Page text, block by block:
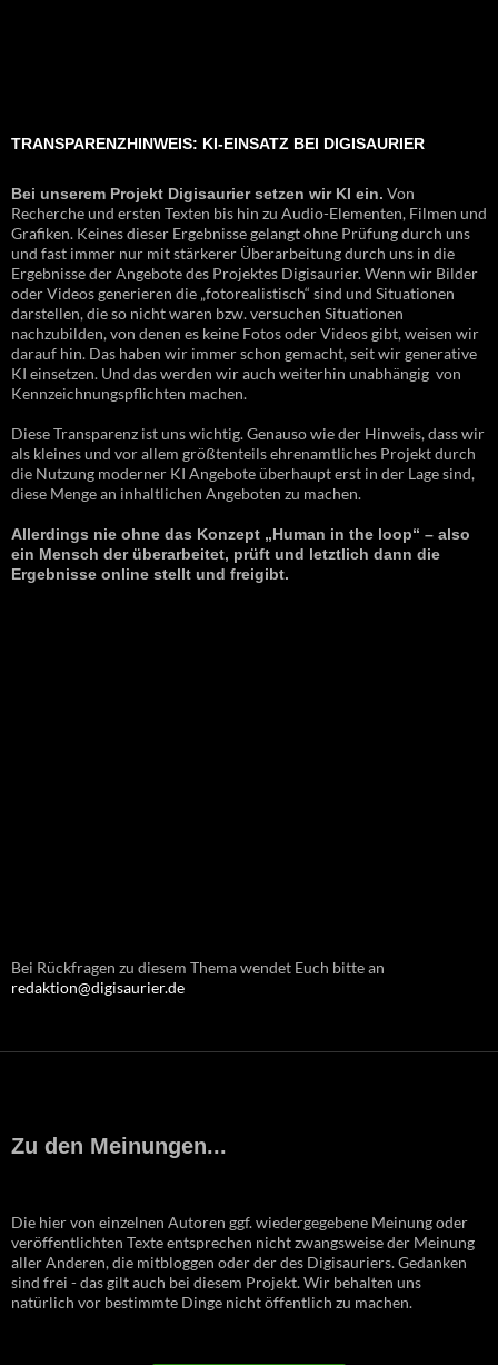
TRANSPARENZHINWEIS: KI-EINSATZ BEI DIGISAURIER
Bei unserem Projekt Digisaurier setzen wir KI ein. Von
Recherche und ersten Texten bis hin zu Audio-Elementen, Filmen und
Grafiken. Keines dieser Ergebnisse gelangt ohne Prüfung durch uns
und fast immer nur mit stärkerer Überarbeitung durch uns in die
Ergebnisse der Angebote des Projektes Digisaurier. Wenn wir Bilder
oder Videos generieren die „fotorealistisch“ sind und Situationen
darstellen, die so nicht waren bzw. versuchen Situationen
nachzubilden, von denen es keine Fotos oder Videos gibt, weisen wir
darauf hin. Das haben wir immer schon gemacht, seit wir generative
KI einsetzen. Und das werden wir auch weiterhin unabhängig von
Kennzeichnungspflichten machen.
Diese Transparenz ist uns wichtig. Genauso wie der Hinweis, dass wir
als kleines und vor allem größtenteils ehrenamtliches Projekt durch
die Nutzung moderner KI Angebote überhaupt erst in der Lage sind,
diese Menge an inhaltlichen Angeboten zu machen.
Allerdings nie ohne das Konzept „Human in the loop“ – also
ein Mensch der überarbeitet, prüft und letztlich dann die
Ergebnisse online stellt und freigibt.
Bei Rückfragen zu diesem Thema wendet Euch bitte an
redaktion@digisaurier.de
Zu den Meinungen...
Die hier von einzelnen Autoren ggf. wiedergegebene Meinung oder
veröffentlichten Texte entsprechen nicht zwangsweise der Meinung
aller Anderen, die mitbloggen oder der des Digisauriers. Gedanken
sind frei - das gilt auch bei diesem Projekt. Wir behalten uns
natürlich vor bestimmte Dinge nicht öffentlich zu machen.